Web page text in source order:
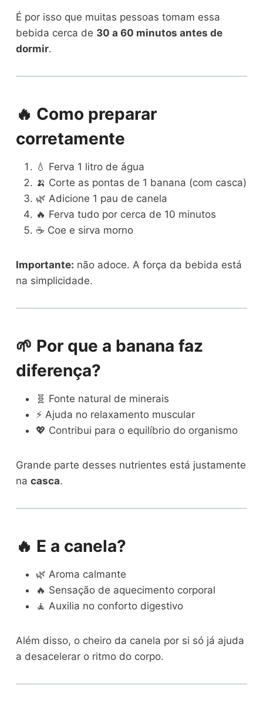
É por isso que muitas pessoas tomam essa
bebida cerca de 30 a 60 minutos antes de
dormir.
🔥 Como preparar
corretamente
💧 Ferva 1 litro de água
🍌 Corte as pontas de 1 banana (com casca)
🌿 Adicione 1 pau de canela
🔥 Ferva tudo por cerca de 10 minutos
☕ Coe e sirva morno
Importante: não adoce. A força da bebida está
na simplicidade.
🌱 Por que a banana faz
diferença?
🧬 Fonte natural de minerais
⚡ Ajuda no relaxamento muscular
💖 Contribui para o equilíbrio do organismo
Grande parte desses nutrientes está justamente
nacasca.
🔥 E a canela?
🌿 Aroma calmante
🔥 Sensação de aquecimento corporal
🧘 Auxilia no conforto digestivo
Além disso, o cheiro da canela por si só já ajuda
a desacelerar o ritmo do corpo.